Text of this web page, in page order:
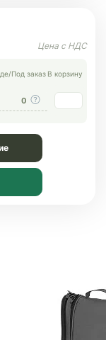
/Под заказ В корзину
0